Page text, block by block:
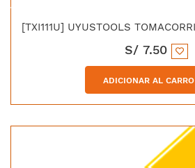
S/ 7.50
ADICIONAR AL CARRO